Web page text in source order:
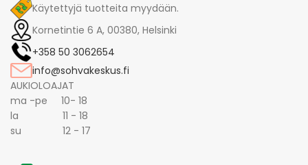
Käytettyjä tuotteita myydään.
Kornetintie 6 A, 00380, Helsinki
+358 50 3062654
info@sohvakeskus.fi
AUKIOLOAJAT
ma -pe 10- 18
la 11 - 18
su 12 - 17